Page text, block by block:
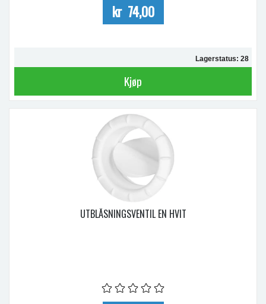
kr 74,00
Lagerstatus: 28
Kjøp
UTBLÅSNINGSVENTIL EN HVIT